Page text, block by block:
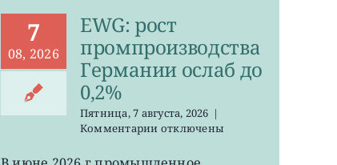
7
08, 2026
EWG: рост
промпроизводства
Германии ослаб до
0,2%
Пятница, 7 августа, 2026 |
Комментариик
EWG:
отключены